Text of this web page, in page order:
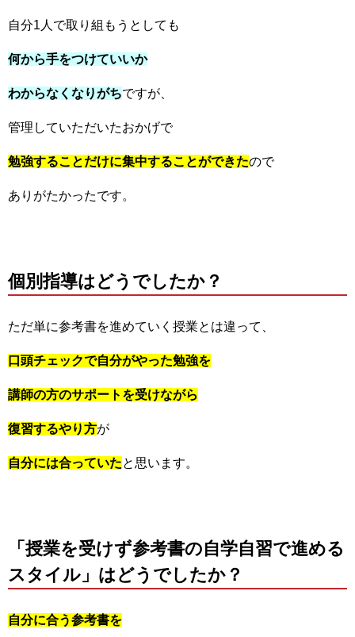
自分1人で取り組もうとしても
何から手をつけていいか
わからなくなりがちですが、
管理していただいたおかげで
勉強することだけに集中することができたので
ありがたかったです。
個別指導はどうでしたか？
ただ単に参考書を進めていく授業とは違って、
口頭チェックで自分がやった勉強を
講師の方のサポートを受けながら
復習するやり方が
自分には合っていたと思います。
「授業を受けず参考書の自学自習で進める
スタイル」はどうでしたか？
自分に合う参考書を